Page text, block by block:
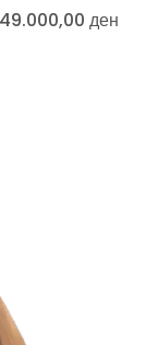
49.000,00 ден